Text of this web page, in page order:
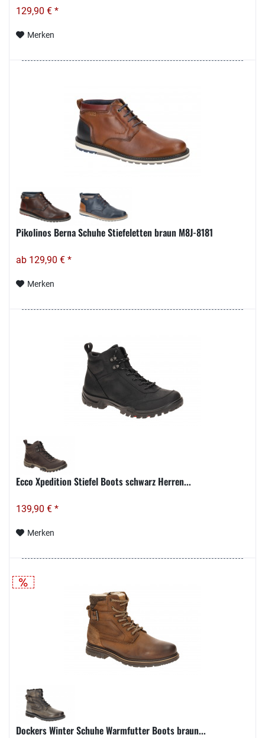
129,90 € *
Merken
Pikolinos Berna Schuhe Stiefeletten braun M8J-8181
ab 129,90 € *
Merken
Ecco Xpedition Stiefel Boots schwarz Herren...
139,90 € *
Merken
Dockers Winter Schuhe Warmfutter Boots braun...